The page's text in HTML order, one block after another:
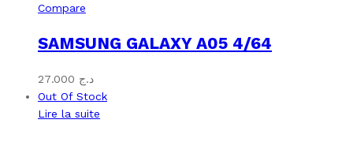
Compare
SAMSUNG GALAXY A05 4/64
د.ج
Out Of Stock
Lire la suite